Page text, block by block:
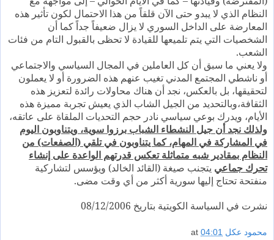
النظام الذي لا يبدو حتى الآن قلقاً من هذا الاحتمال لكون تأثير هذه
المعارضة على الداخل السوري لا يزال ضعيفاً جداً كما أن
الشخصيات التي يتم تلميعها للقيادة لا تحظى بالقبول التام من فئات
الشعب.
ولا يعني ما سبق أن كل العاملين في المجال السياسي والاجتماعي
أو ناشطي المجتمع المدني تغيب عنهم هذه الضرورة أو لا يعملون
لتحقيقها، بل بالعكس، نجد أن هناك محاولات رائدة لتعزيز هذه
الثقافة،وبالتحديد من الجيل الشاب الذي يعيش تجربة مميزة هذه
الأيام، ويدرك بوعي سياسي نادر حجم التحديات الملقاة على عاتقه،
ولذلك نجد أن جيل النشطاء الشباب برزوا سوية، ويتناوبون اليوم
في المشاركة في المهام، كما يتناوبون في تلقي (الصفعات) من
النظام بمقادير شبه متماثلة تعكس قدرتهم الواعدة على إنشاء
تحرك جماعي يتجنب صيغة (القائد الخالد) ويؤسس لتشاركية
منفتحة تحتاج إليها سورية أكثر من أي وقت مضى.
نشرت في السياسة الكويتية بتاريخ 08/12/2006
محمود عكل at 04:01